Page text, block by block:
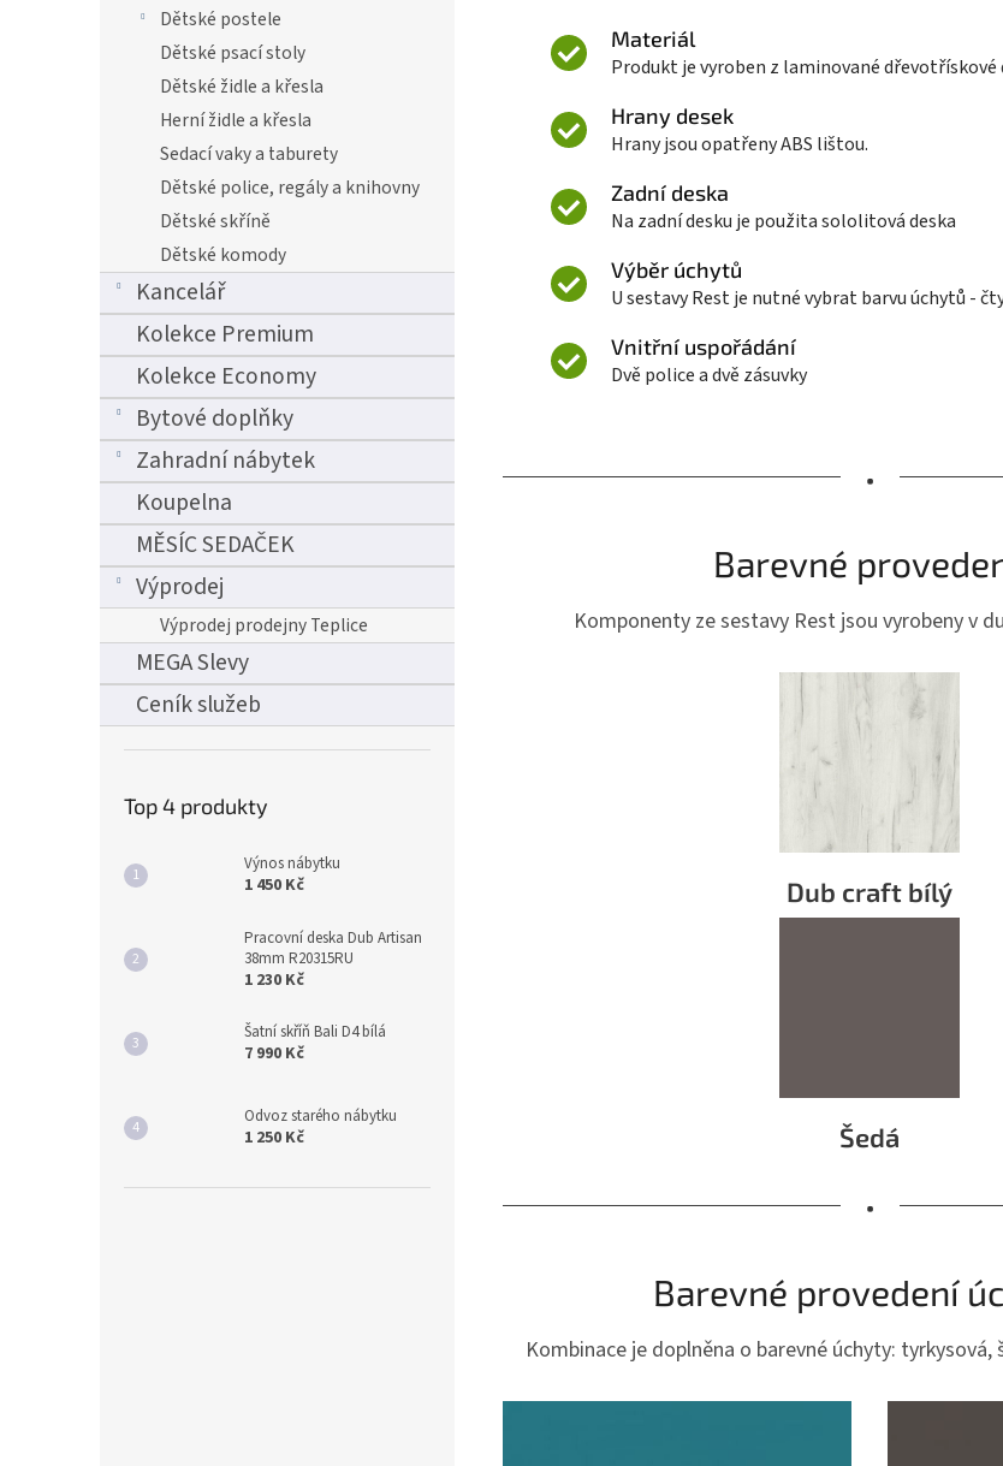
Dětské postele
Dětské psací stoly
Dětské židle a křesla
Herní židle a křesla
Sedací vaky a taburety
Dětské police, regály a knihovny
Dětské skříně
Dětské komody
Kancelář
Kolekce Premium
Kolekce Economy
Bytové doplňky
Zahradní nábytek
Koupelna
MĚSÍC SEDAČEK
Výprodej
Výprodej prodejny Teplice
MEGA Slevy
Ceník služeb
Top 4 produkty
Výnos nábytku
1 450 Kč
Pracovní deska Dub Artisan
38mm R20315RU
1 230 Kč
Šatní skříň Bali D4 bílá
7 990 Kč
Odvoz starého nábytku
1 250 Kč
Materiál
Produkt je vyroben z laminované dřevotřískové
Hrany desek
Hrany jsou opatřeny ABS lištou.
Zadní deska
Na zadní desku je použita sololitová deska
Výběr úchytů
U sestavy Rest je nutné vybrat barvu úchytů -
Vnitřní uspořádání
Dvě police a dvě zásuvky
•
Barevné
Komponenty ze sestavy Rest jsou vyrobeny v
Dub craft bílý
Šedá
•
Barevné provedení
Kombinace je doplněna o barevné úchyty: tyrkysová,